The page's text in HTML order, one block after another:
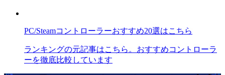
PC/Steamコントローラーおすすめ20選はこちら
ランキングの元記事はこちら。おすすめコントローラ
ーを徹底比較しています